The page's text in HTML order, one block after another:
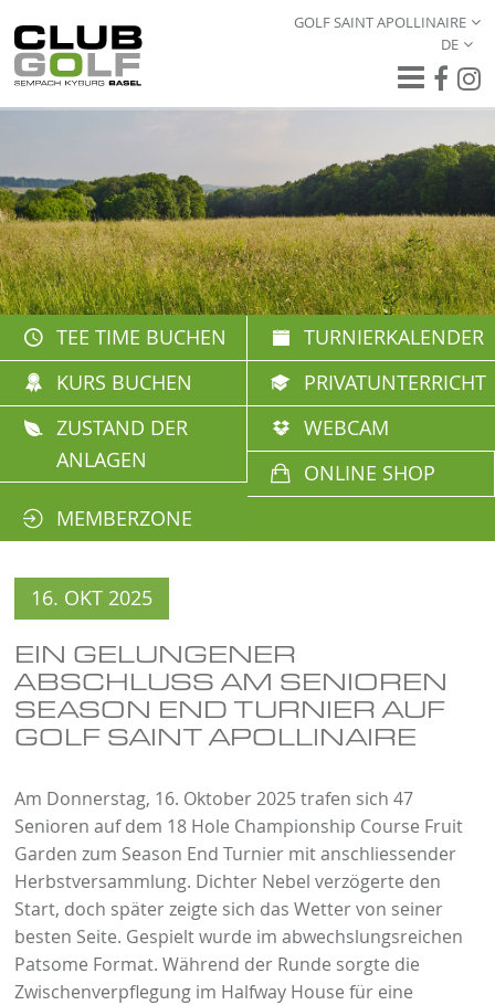
GOLF SAINT APOLLINAIRE
DE
TEE TIME BUCHEN
TURNIERKALENDER
KURS BUCHEN
PRIVATUNTERRICHT
ZUSTAND DER
ANLAGEN
WEBCAM
ONLINE SHOP
MEMBERZONE
16. OKT 2025
EIN GELUNGENER
ABSCHLUSS AM SENIOREN
SEASON END TURNIER AUF
GOLF SAINT APOLLINAIRE
Am Donnerstag, 16. Oktober 2025 trafen sich 47
Senioren auf dem 18 Hole Championship Course Fruit
Garden zum Season End Turnier mit anschliessender
Herbstversammlung. Dichter Nebel verzögerte den
Start, doch später zeigte sich das Wetter von seiner
besten Seite. Gespielt wurde im abwechslungsreichen
Patsome Format. Während der Runde sorgte die
Zwischenverpflegung im Halfway House für eine